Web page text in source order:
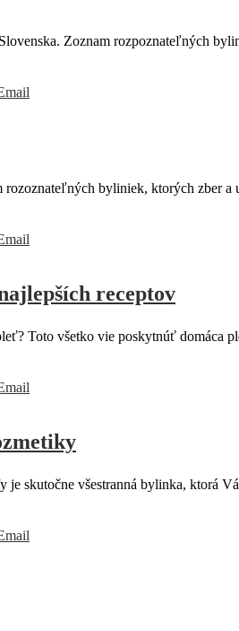
Zoznam rozpoznateľných
byliniek, ktorých zber a
receptov
Toto všetko vie poskytnúť domáca
skutočne všestranná bylinka, ktorá